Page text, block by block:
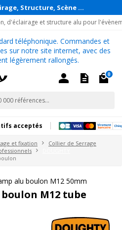
Structure, Scène ...
d'éclairage et structure alu pour
téléphonique. Commandes et
sur notre site internet, avec des
légèrement rallongés.
0
acceptés
et fixation
Collier de Serrage
alu boulon M12 50mm
M12 tube